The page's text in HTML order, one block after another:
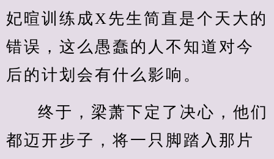
妃暄训练成X先生简直是个天大的
错误，这么愚蠢的人不知道对今
后的计划会有什么影响。
终于，梁萧下定了决心，他们
都迈开步子，将一只脚踏入那片